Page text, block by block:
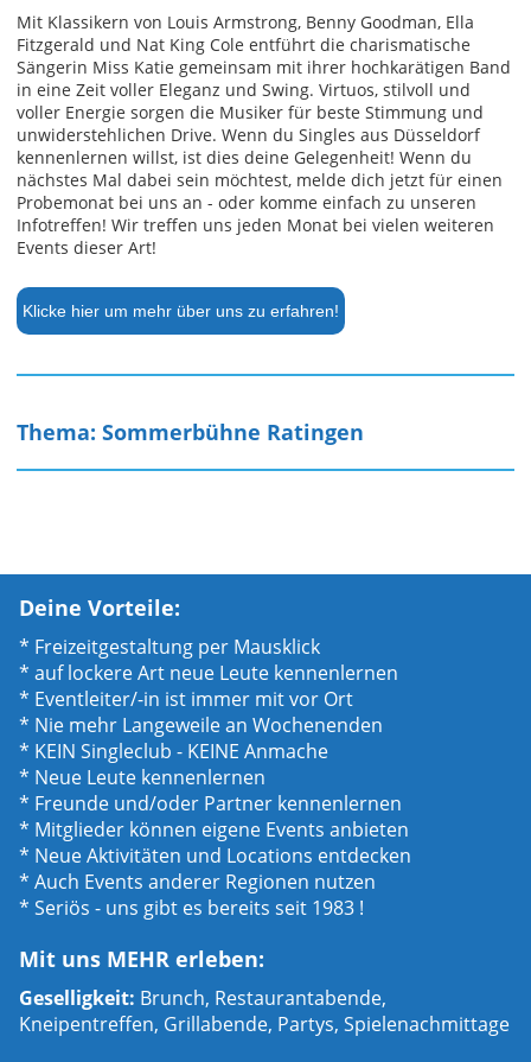
Mit Klassikern von Louis Armstrong, Benny Goodman, Ella
Fitzgerald und Nat King Cole entführt die charismatische
Sängerin Miss Katie gemeinsam mit ihrer hochkarätigen Band
in eine Zeit voller Eleganz und Swing. Virtuos, stilvoll und
voller Energie sorgen die Musiker für beste Stimmung und
unwiderstehlichen Drive. Wenn du Singles aus Düsseldorf
kennenlernen willst, ist dies deine Gelegenheit! Wenn du
nächstes Mal dabei sein möchtest, melde dich jetzt für einen
Probemonat bei uns an - oder komme einfach zu unseren
Infotreffen! Wir treffen uns jeden Monat bei vielen weiteren
Events dieser Art!
Klicke hier um mehr über uns zu erfahren!
Thema: Sommerbühne Ratingen
Deine Vorteile:
* Freizeitgestaltung per Mausklick
* auf lockere Art neue Leute kennenlernen
* Eventleiter/-in ist immer mit vor Ort
* Nie mehr Langeweile an Wochenenden
* KEIN Singleclub - KEINE Anmache
* Neue Leute kennenlernen
* Freunde und/oder Partner kennenlernen
* Mitglieder können eigene Events anbieten
* Neue Aktivitäten und Locations entdecken
* Auch Events anderer Regionen nutzen
* Seriös - uns gibt es bereits seit 1983 !
Mit uns MEHR erleben:
Geselligkeit: Brunch, Restaurantabende,
Kneipentreffen, Grillabende, Partys, Spielenachmittage